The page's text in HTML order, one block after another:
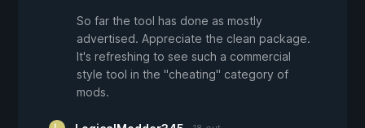
So far the tool has done as mostly
advertised. Appreciate the clean package.
It's refreshing to see such a commercial
style tool in the "cheating" category of
mods.